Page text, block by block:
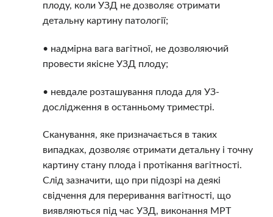
плоду, коли УЗД не дозволяє отримати
детальну картину патології;
• надмірна вага вагітної, не дозволяючий
провести якісне УЗД плоду;
• невдале розташування плода для УЗ-
дослідження в останньому триместрі.
Сканування, яке призначається в таких
випадках, дозволяє отримати детальну і точну
картину стану плода і протікання вагітності.
Слід зазначити, що при підозрі на деякі
свідчення для переривання вагітності, що
виявляються під час УЗД, виконання МРТ